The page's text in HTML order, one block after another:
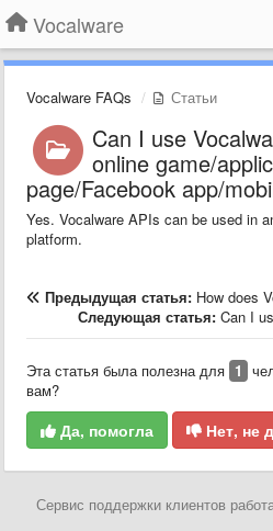
Vocalware
Vocalware FAQs Статьи
Can I use
online game/
page/Facebook app/
Yes. Vocalware APIs can be used in
platform.
Предыдущая статья: How does
Следующая статья: Can I
Эта статья была полезна для 1
вам?
Да, помогла Нет, не
Сервис поддержки клиентов